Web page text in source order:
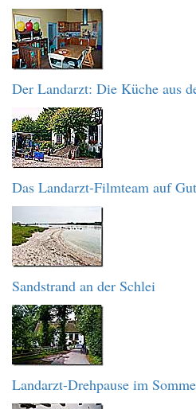
Der Landarzt: Die Küche aus
Das Landarzt-Filmteam auf
Sandstrand an der Schlei
Landarzt-Drehpause im